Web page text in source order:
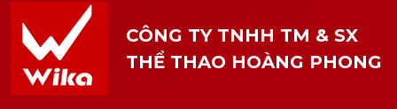
CÔNG TY TNHH TM & SX
THỂ THAO HOÀNG PHONG